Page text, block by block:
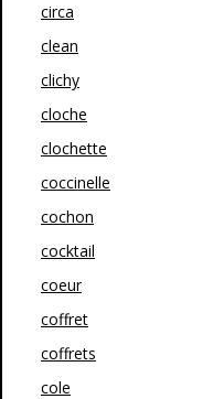
circa
clean
clichy
cloche
clochette
coccinelle
cochon
cocktail
coeur
coffret
coffrets
cole